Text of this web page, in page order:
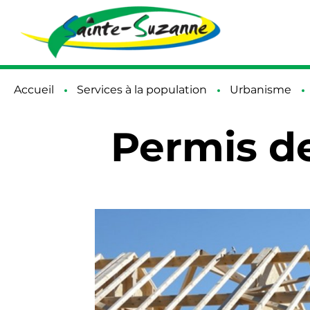
Accueil Services à la population Urbanisme
Permis